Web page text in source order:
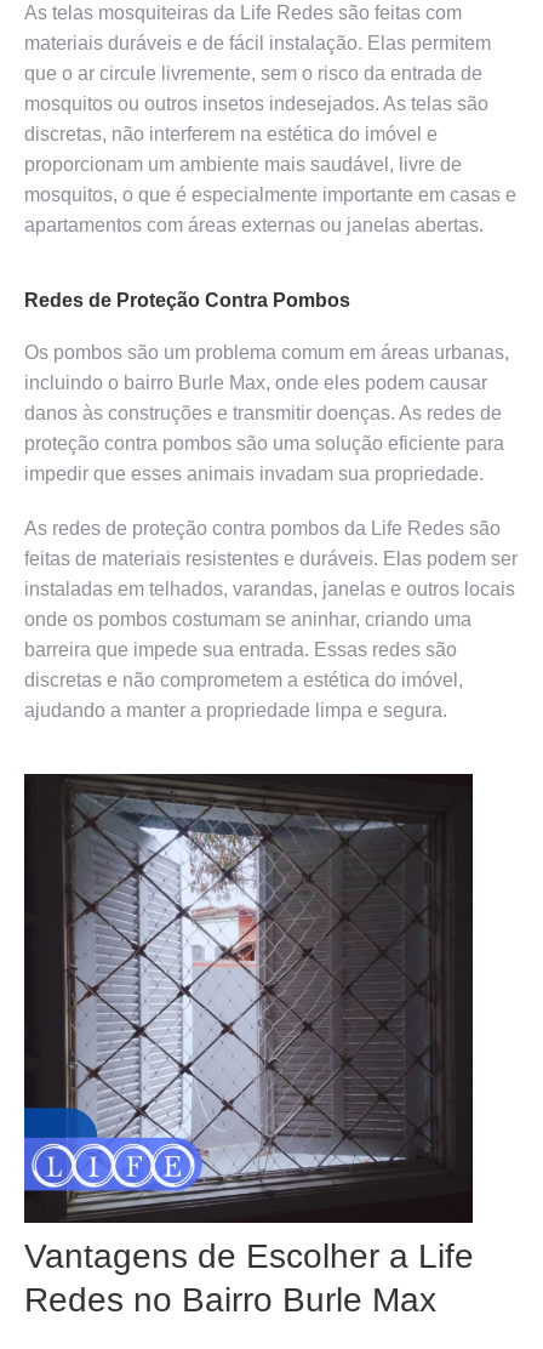
As telas mosquiteiras da Life Redes são feitas com
materiais duráveis e de fácil instalação. Elas permitem
que o ar circule livremente, sem o risco da entrada de
mosquitos ou outros insetos indesejados. As telas são
discretas, não interferem na estética do imóvel e
proporcionam um ambiente mais saudável, livre de
mosquitos, o que é especialmente importante em casas e
apartamentos com áreas externas ou janelas abertas.
Redes de Proteção Contra Pombos
Os pombos são um problema comum em áreas urbanas,
incluindo o bairro Burle Max, onde eles podem causar
danos às construções e transmitir doenças. As redes de
proteção contra pombos são uma solução eficiente para
impedir que esses animais invadam sua propriedade.
As redes de proteção contra pombos da Life Redes são
feitas de materiais resistentes e duráveis. Elas podem ser
instaladas em telhados, varandas, janelas e outros locais
onde os pombos costumam se aninhar, criando uma
barreira que impede sua entrada. Essas redes são
discretas e não comprometem a estética do imóvel,
ajudando a manter a propriedade limpa e segura.
Vantagens de Escolher a Life
Redes no Bairro Burle Max